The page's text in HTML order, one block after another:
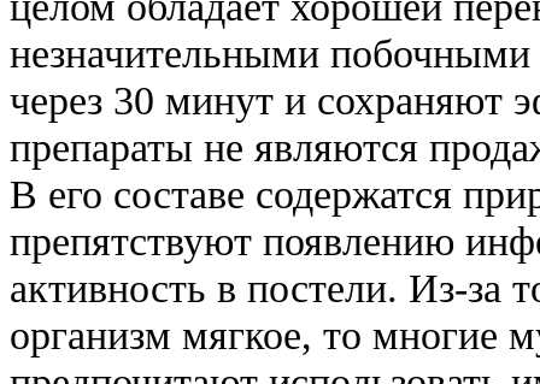
незначительными
через 30 минут и сохраняют
препараты не являются
В его составе содержатся
препятствуют появлению
активность в постели. Из-за
организм мягкое, то многие